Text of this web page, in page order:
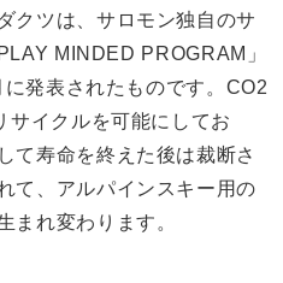
クツは、サロモン独自のサ
MINDED PROGRAM」
発表されたものです。CO2
サイクルを可能にしてお
て寿命を終えた後は裁断さ
て、アルパインスキー用の
まれ変わります。